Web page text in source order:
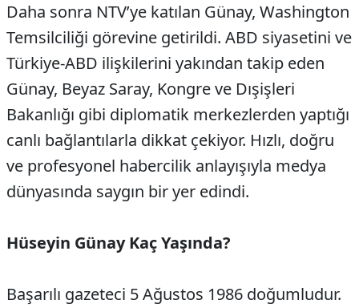
Daha sonra NTV’ye katılan Günay, Washington
Temsilciliği görevine getirildi. ABD siyasetini ve
Türkiye-ABD ilişkilerini yakından takip eden
Günay, Beyaz Saray, Kongre ve Dışişleri
Bakanlığı gibi diplomatik merkezlerden yaptığı
canlı bağlantılarla dikkat çekiyor. Hızlı, doğru
ve profesyonel habercilik anlayışıyla medya
dünyasında saygın bir yer edindi.
Hüseyin Günay Kaç Yaşında?
Başarılı gazeteci 5 Ağustos 1986 doğumludur.